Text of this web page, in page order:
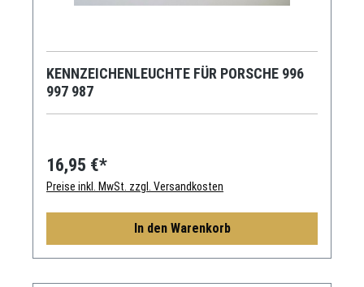
KENNZEICHENLEUCHTE FÜR PORSCHE 996
997 987
16,95 €*
Preise inkl. MwSt. zzgl. Versandkosten
In den Warenkorb